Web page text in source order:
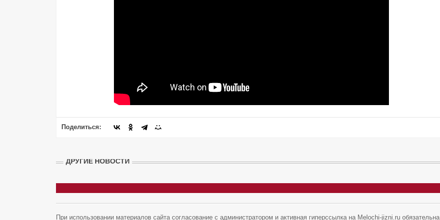
Поделиться:
ДРУГИЕ НОВОСТИ
При использовании материалов сайта согласование с администратором и активная гиперссылка на Melochi-jizni.ru